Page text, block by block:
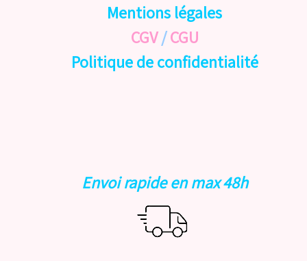
Mentions légales
CGV / CGU
Politique de confidentialité
Envoi rapide en max 48h